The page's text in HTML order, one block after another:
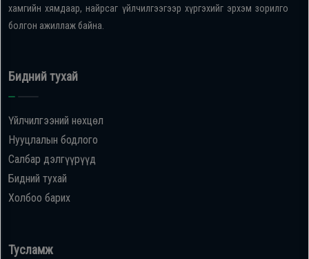
хамгийн хямдаар, найрсаг үйлчилгээгээр хүргэхийг эрхэм зорилго
болгон ажиллаж байна.
Бидний тухай
Үйлчилгээний нөхцөл
Нууцлалын бодлого
Салбар дэлгүүрүүд
Бидний тухай
Холбоо барих
Тусламж